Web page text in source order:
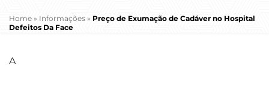
Home » Informações » Preço de Exumação de Cadáver no Hospital
Defeitos Da Face
A